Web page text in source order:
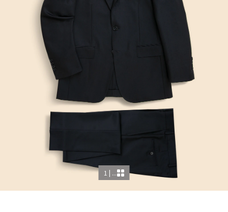
1 | ...